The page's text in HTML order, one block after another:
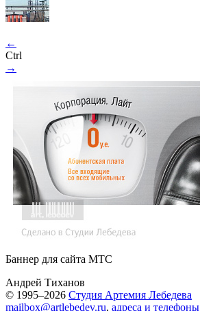
←
Ctrl
→
Баннер для сайта МТС
Андрей Тиханов
© 1995–2026 Студия Артемия Лебедева
mailbox@artlebedev.ru, адреса и телефоны